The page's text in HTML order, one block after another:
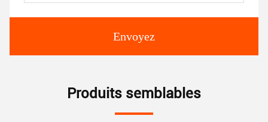
Envoyez
Produits semblables